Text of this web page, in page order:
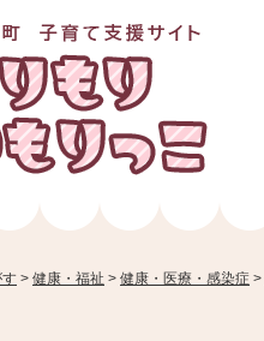
> 健康・福祉 > 健康・医療・感染症 >